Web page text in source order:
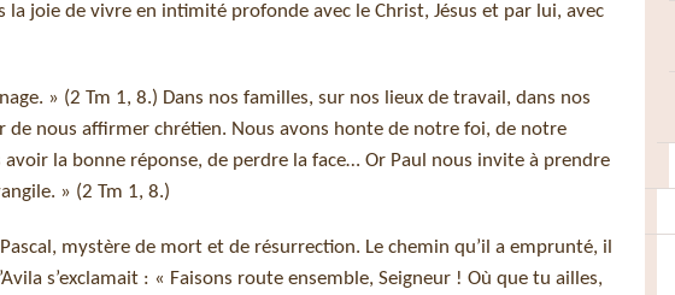
joie de vivre en intimité profonde avec le Christ, Jésus et par lui, avec
» (2 Tm 1, 8.) Dans nos familles, sur nos lieux de travail, dans nos
de nous affirmer chrétien. Nous avons honte de notre foi, de notre
la bonne réponse, de perdre la face… Or Paul nous invite à prendre
» (2 Tm 1, 8.)
mystère de mort et de résurrection. Le chemin qu’il a emprunté, il
s’exclamait : « Faisons route ensemble, Seigneur ! Où que tu ailles,